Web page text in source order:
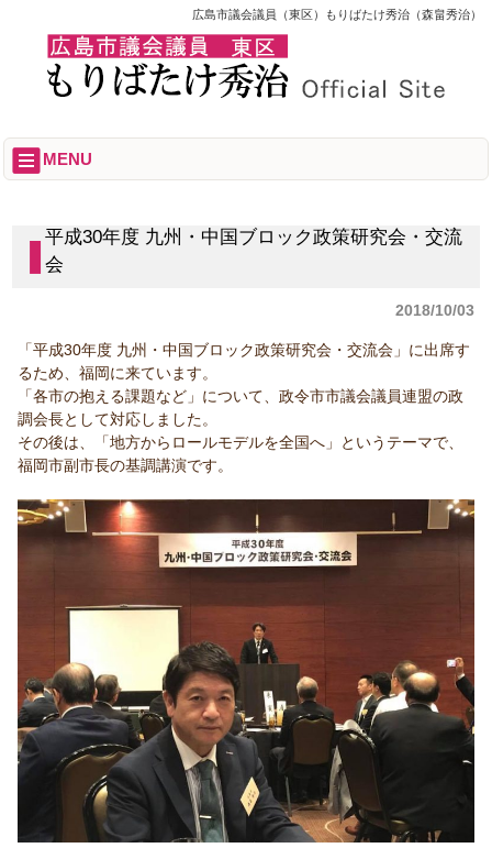
広島市議会議員（東区）もりばたけ秀治（森畠秀治）
MENU
平成30年度 九州・中国ブロック政策研究会・交流
会
2018/10/03
「平成30年度 九州・中国ブロック政策研究会・交流会」に出席す
るため、福岡に来ています。
「各市の抱える課題など」について、政令市市議会議員連盟の政
調会長として対応しました。
その後は、「地方からロールモデルを全国へ」というテーマで、
福岡市副市長の基調講演です。